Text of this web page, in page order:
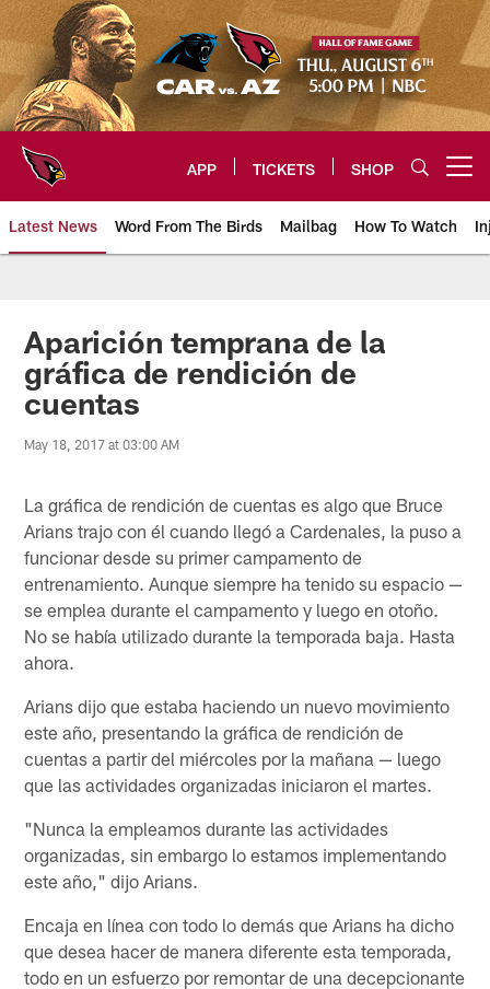
Skip
to
main
content
APP TICKETS SHOP
Latest News Word From The Birds Mailbag How To Watch
Arizona Cardinals Home: The
Aparición temprana de la
gráfica de rendición de
cuentas
May 18, 2017 at 03:00 AM
La gráfica de rendición de cuentas es algo que Bruce
Arians trajo con él cuando llegó a Cardenales, la puso a
funcionar desde su primer campamento de
entrenamiento. Aunque siempre ha tenido su espacio —
se emplea durante el campamento y luego en otoño.
No se había utilizado durante la temporada baja. Hasta
ahora.
Arians dijo que estaba haciendo un nuevo movimiento
este año, presentando la gráfica de rendición de
cuentas a partir del miércoles por la mañana — luego
que las actividades organizadas iniciaron el martes.
"Nunca la empleamos durante las actividades
organizadas, sin embargo lo estamos implementando
este año," dijo Arians.
Encaja en línea con todo lo demás que Arians ha dicho
que desea hacer de manera diferente esta temporada,
todo en un esfuerzo por remontar de una decepcionante